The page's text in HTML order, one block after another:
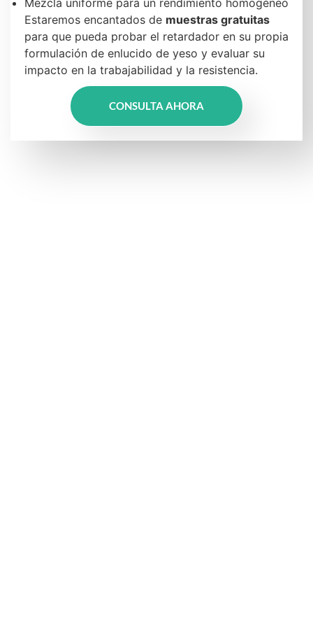
Mezcla uniforme para un rendimiento homogéneo
Estaremos encantados de muestras gratuitas
para que pueda probar el retardador en su propia
formulación de enlucido de yeso y evaluar su
impacto en la trabajabilidad y la resistencia.
CONSULTA AHORA